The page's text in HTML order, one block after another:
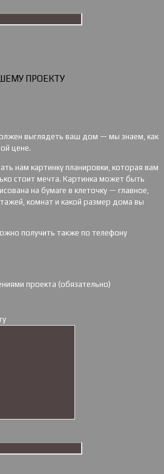
ПРОЕКТУ
выглядеть ваш дом — мы знаем, как
цене.
нам картинку планировки, которая вам
стоит мечта. Картинка может быть
на бумаге в клеточку — главное,
комнат и какой размер дома вы
получить также по телефону
проекта (обязательно)